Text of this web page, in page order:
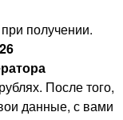
получении.
После того,
данные, с вами